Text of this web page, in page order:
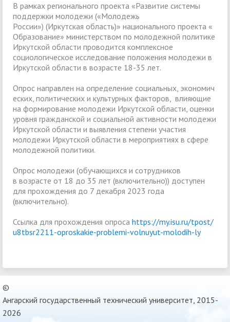
В рамках регионального проекта «Развитие системы
поддержки молодежи («Молодежь
России») (Иркутская область)» национального проекта «
Образование» министерством по молодежной политике
Иркутской области проводится комплексное
социологическое исследование положения молодежи в
Иркутской области в возрасте 18-35 лет.
Опрос направлен на определение социальных, экономич
еских, политических и культурных факторов, влияющие
на формирование молодежи Иркутской области, оценки
уровня гражданской и социальной активности молодежи
Иркутской области и выявления степени участия
молодежи Иркутской области в мероприятиях в сфере
молодежной политики.
Опрос молодежи (обучающихся и сотрудников
в возрасте от 18 до 35 лет (включительно)) доступен
для прохождения до 7 декабря 2023 года
(включительно).
Ссылка для прохождения опроса https://my.isu.ru/tpost/
u8tbsr2211-oproskakie-problemi-volnuyut-molodih-ly
©
Ангарский государственный технический университет, 2015-
2026